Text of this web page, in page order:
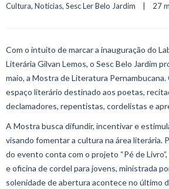
Cultura, Notícias, Sesc Ler Belo Jardim
|
Com o intuito de marcar a inauguração do
Literária Gilvan Lemos, o Sesc Belo Jardim
maio, a Mostra de Literatura
espaço literário destinado aos poetas,
declamadores, repentistas, cordelistas e
A Mostra busca difundir, incentivar e
visando fomentar a cultura na área literária.
do evento conta com o projeto “Pé de
e oficina de cordel para jovens, ministrada
solenidade de abertura acontece no último